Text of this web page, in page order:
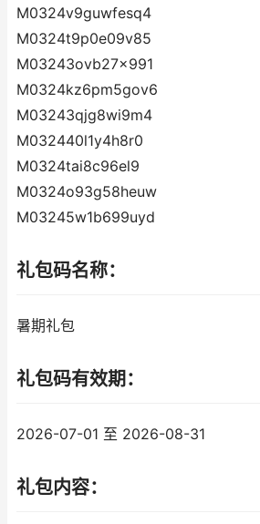
M0324v9guwfesq4
M0324t9p0e09v85
M03243ovb27x991
M0324kz6pm5gov6
M03243qjg8wi9m4
M032440l1y4h8r0
M0324tai8c96el9
M0324o93g58heuw
M03245w1b699uyd
礼包码名称：
暑期礼包
礼包码有效期：
2026-07-01 至 2026-08-31
礼包内容：